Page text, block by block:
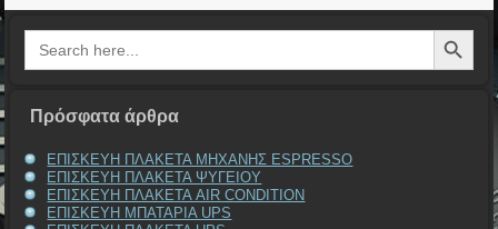
Search
for:
Search Button
Πρόσφατα άρθρα
ΕΠΙΣΚΕΥΗ ΠΛΑΚΕΤΑ ΜΗΧΑΝΗΣ ESPRESSO
ΕΠΙΣΚΕΥΗ ΠΛΑΚΕΤΑ ΨΥΓΕΙΟΥ
ΕΠΙΣΚΕΥΗ ΠΛΑΚΕΤΑ AIR CONDITION
ΕΠΙΣΚΕΥΗ ΜΠΑΤΑΡΙΑ UPS